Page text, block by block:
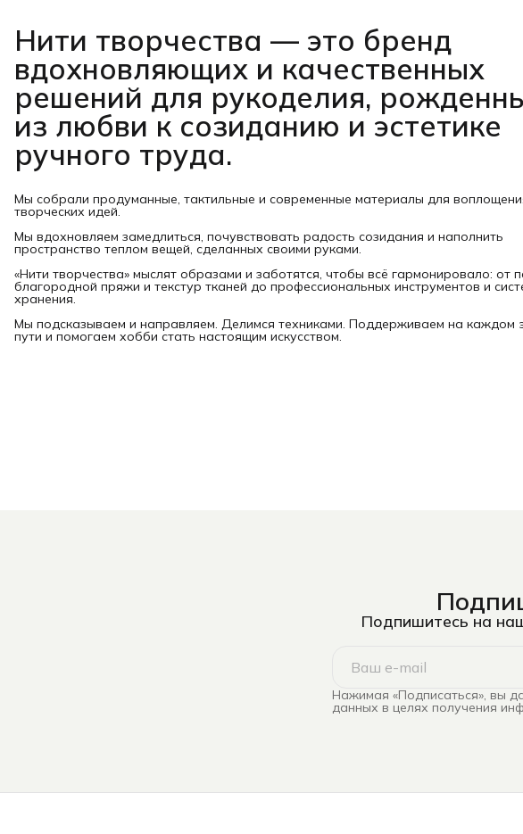
Нити творчества — это бренд
вдохновляющих и качественных
решений для рукоделия,
из любви к созиданию и эстетике
ручного труда.
Мы собрали продуманные, тактильные и современные материалы для
творческих идей.
Мы вдохновляем замедлиться, почувствовать радость созидания и наполнить
пространство теплом вещей, сделанных своими руками.
«Нити творчества» мыслят образами и заботятся, чтобы всё гармонировало: от
благородной пряжи и текстур тканей до профессиональных инструментов и
хранения.
Мы подсказываем и направляем. Делимся техниками. Поддерживаем на каждом
пути и помогаем хобби стать настоящим искусством.
Подпишитесь на
Нажимая «Подписаться», вы
данных в целях получения